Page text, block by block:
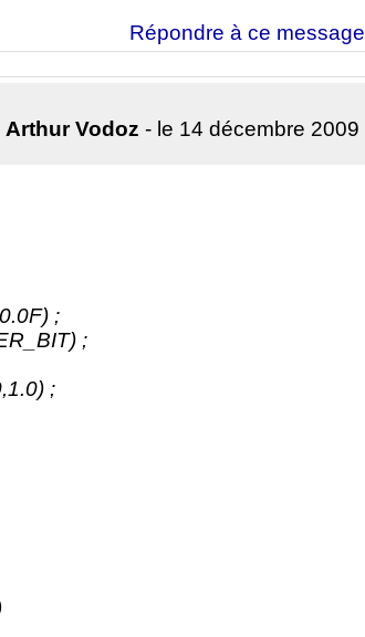
Répondre à ce message
Arthur Vodoz - le 14 décembre 2009
;
;
;